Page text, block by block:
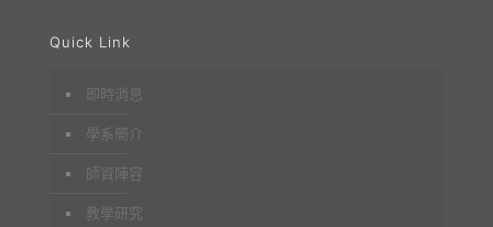
Quick Link
即時消息
學系簡介
師資陣容
教學研究